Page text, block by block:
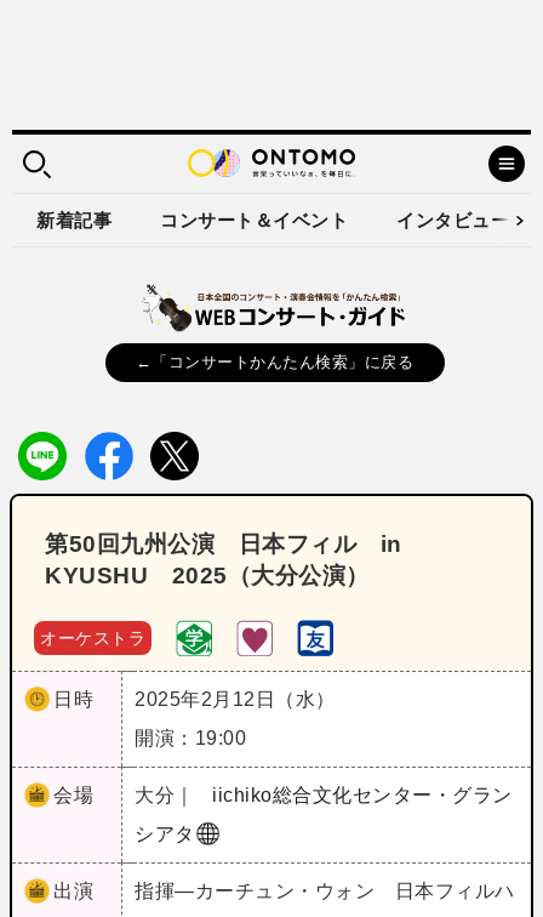
新着記事 コンサート＆イベント インタビュー
←「コンサートかんたん検索」に戻る
第50回九州公演 日本フィル in
KYUSHU 2025（大分公演）
オーケストラ
日時
2025年2月12日（水）
開演：19:00
会場 大分｜
iichiko総合文化センター・グラン
シアタ
出演
指揮―カーチュン・ウォン 日本フィルハ